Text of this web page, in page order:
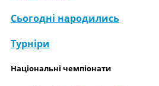
Сьогодні народились
Турніри
Національні чемпіонати